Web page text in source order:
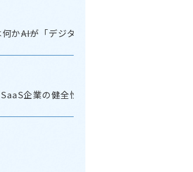
か――AIが「デジタル従業員」になる時代のキ
企業の健全性を自分で読む指標